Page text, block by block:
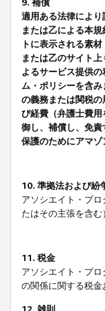
9. 補償
適用ある法律によ
または乙による本
トに表示される素
または乙のサイト
よるサービス提供
ム・ポリシーを含
の義務または関税
び経費（弁護士費
御し、補償し、免
保護のためにアマ
10. 準拠法および紛
アソシエイト・プ
たはその主張を含む
11. 税金
アソシエイト・プ
の関係に関する税金